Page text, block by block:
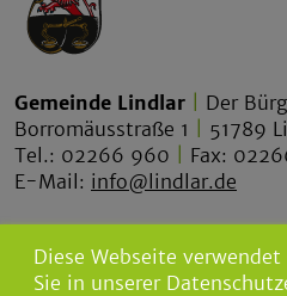
Gemeinde Lindlar
Der
Borromäusstraße 1
51789
Tel.: 02266 960
Fax:
E-Mail: info@lindlar.de
lindlar-tourismus.de
Diese Webseite verwendet
Sie in unserer